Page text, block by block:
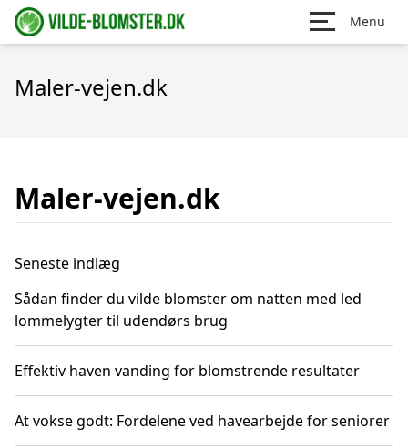
Menu
Maler-vejen.dk
Maler-vejen.dk
Seneste indlæg
Sådan finder du vilde blomster om natten med led
lommelygter til udendørs brug
Effektiv haven vanding for blomstrende resultater
At vokse godt: Fordelene ved havearbejde for seniorer